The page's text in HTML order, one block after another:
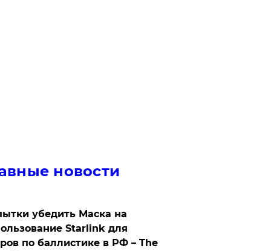
новости
убедить Маска на
Starlink для
по баллистике в РФ – The